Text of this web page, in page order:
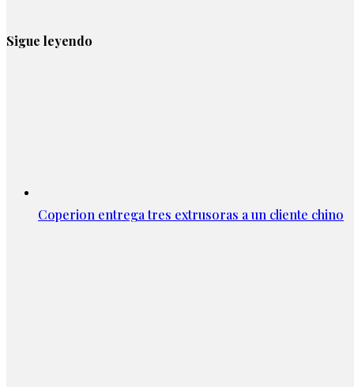
Sigue leyendo
Coperion entrega tres extrusoras a un cliente chino